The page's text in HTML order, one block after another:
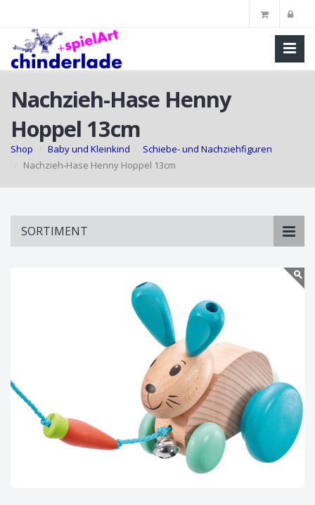
Nachzieh-Hase Henny
Hoppel 13cm
Shop Baby und Kleinkind
Schiebe- und Nachziehfiguren
Nachzieh-Hase Henny Hoppel 13cm
SORTIMENT